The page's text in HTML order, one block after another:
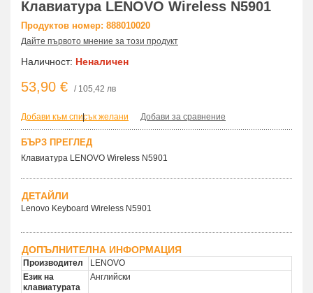
Клавиатура LENOVO Wireless N5901
Продуктов номер: 888010020
Дайте първото мнение за този продукт
Наличност: Неналичен
53,90 € / 105,42 лв
Добави към списък желани
| Добави за сравнение
БЪРЗ ПРЕГЛЕД
Клавиатура LENOVO Wireless N5901
ДЕТАЙЛИ
Lenovo Keyboard Wireless N5901
ДОПЪЛНИТЕЛНА ИНФОРМАЦИЯ
Производител
LENOVO
Език на
клавиатурата
Английски